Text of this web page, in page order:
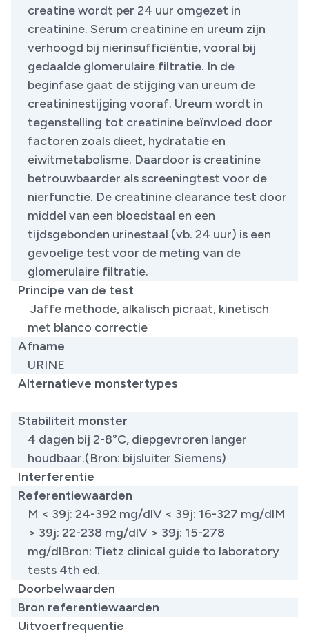
creatine wordt per 24 uur omgezet in
creatinine. Serum creatinine en ureum zijn
verhoogd bij nierinsufficiëntie, vooral bij
gedaalde glomerulaire filtratie. In de
beginfase gaat de stijging van ureum de
creatininestijging vooraf. Ureum wordt in
tegenstelling tot creatinine beïnvloed door
factoren zoals dieet, hydratatie en
eiwitmetabolisme. Daardoor is creatinine
betrouwbaarder als screeningtest voor de
nierfunctie. De creatinine clearance test door
middel van een bloedstaal en een
tijdsgebonden urinestaal (vb. 24 uur) is een
gevoelige test voor de meting van de
glomerulaire filtratie.
Principe van de test
Jaffe methode, alkalisch picraat, kinetisch
met blanco correctie
Afname
URINE
Alternatieve monstertypes
Stabiliteit monster
4 dagen bij 2-8°C, diepgevroren langer
houdbaar.(Bron: bijsluiter Siemens)
Interferentie
Referentiewaarden
​M < 39j: 24-392 mg/dlV < 39j: 16-327 mg/dlM
> 39j: 22-238 mg/dlV > 39j: 15-278
mg/dlBron: Tietz clinical guide to laboratory
tests 4th ed.
Doorbelwaarden
Bron referentiewaarden
Uitvoerfrequentie